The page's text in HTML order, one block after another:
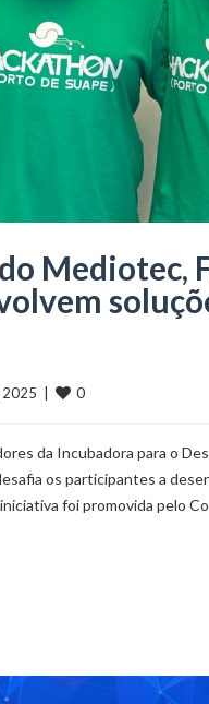
Mediotec,
2025  |
0
da Incubadora para o
os participantes a
foi promovida pelo